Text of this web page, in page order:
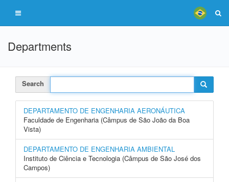
Departments
Search
DEPARTAMENTO DE ENGENHARIA AERONÁUTICA
Faculdade de Engenharia (Câmpus de São João da Boa
Vista)
DEPARTAMENTO DE ENGENHARIA AMBIENTAL
Instituto de Ciência e Tecnologia (Câmpus de São José dos
Campos)